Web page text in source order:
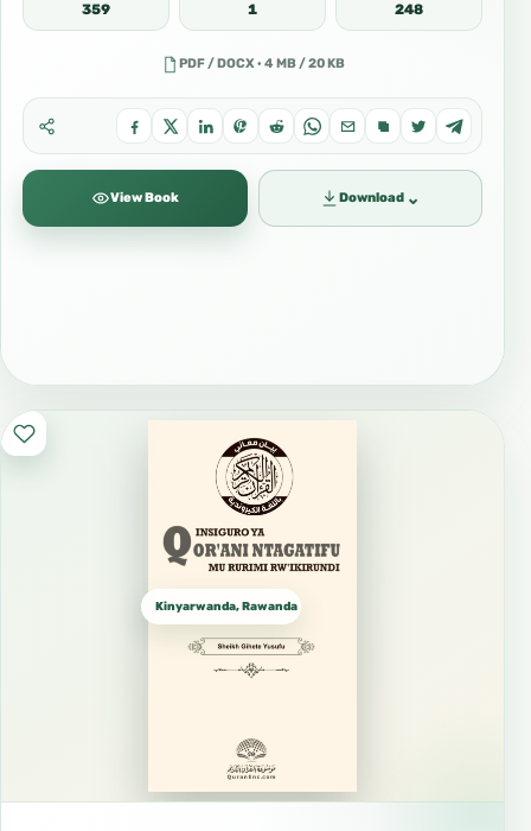
359 1 248
PDF / DOCX · 4 MB / 20 KB
View Book Download ⌄